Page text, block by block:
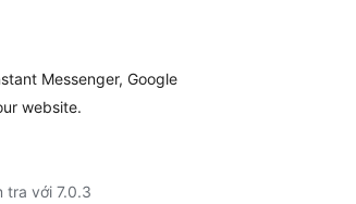
Messenger, Google
website.
tra với 7.0.3